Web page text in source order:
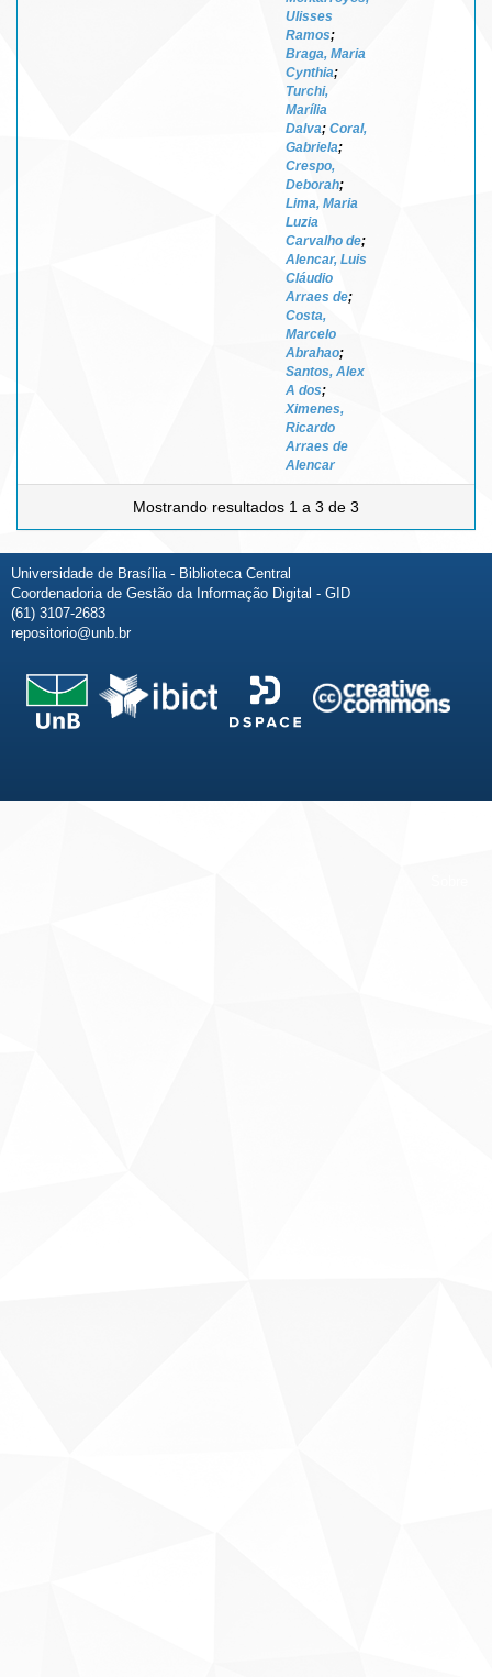
Ulisses
Ramos;
Braga, Maria
Cynthia;
Turchi,
Marília
Dalva; Coral,
Gabriela;
Crespo,
Deborah;
Lima, Maria
Luzia
Carvalho de;
Alencar, Luis
Cláudio
Arraes de;
Costa,
Marcelo
Abrahao;
Santos, Alex
A dos;
Ximenes,
Ricardo
Arraes de
Alencar
Mostrando resultados 1 a 3 de 3
Universidade de Brasília - Biblioteca Central
Coordenadoria de Gestão da Informação Digital - GID
(61) 3107-2683
repositorio@unb.br